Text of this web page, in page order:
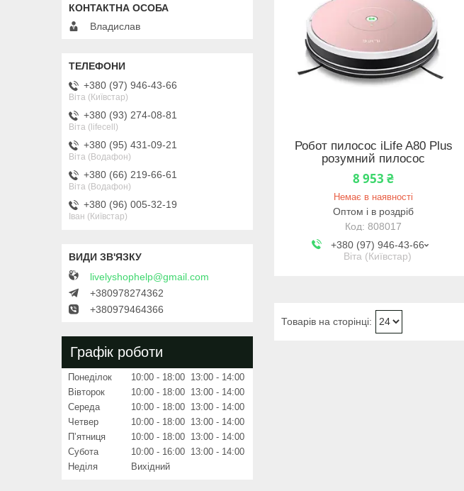
Робот пилосос iLife A80 Plus
розумний пилосос
8 953 ₴
Немає в наявності
Оптом і в роздріб
808017
+380 (97) 946-43-66
Віта (Київстар)
Владислав
+380 (97) 946-43-66
Віта (Київстар)
+380 (93) 274-08-81
Віта (lifecell)
+380 (95) 431-09-21
Віта (Водафон)
+380 (66) 219-66-61
Віта (Водафон)
+380 (96) 005-32-19
Іван (Київстар)
livelyshophelp@gmail.com
+380978274362
+380979464366
Графік роботи
Понеділок 10:00 18:00 13:00
14:00
Вівторок
10:00 18:00 13:00
14:00
Середа
10:00 18:00 13:00
14:00
Четвер
10:00 18:00 13:00
14:00
Пʼятниця
10:00 18:00 13:00
14:00
Субота
10:00 16:00 13:00
14:00
Неділя
Вихідний